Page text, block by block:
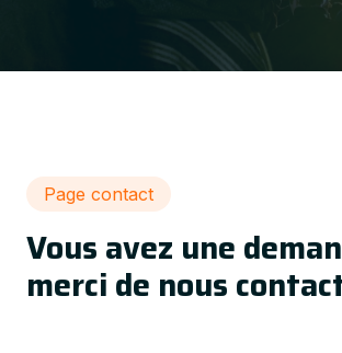
Page contact
Vous avez une
merci de nous